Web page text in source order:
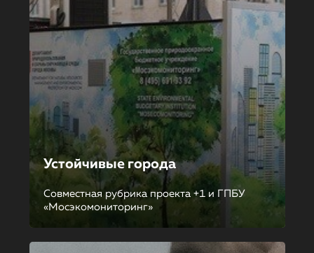
Устойчивые города
Совместная рубрика проекта +1 и ГПБУ
«Мосэкомониторинг»